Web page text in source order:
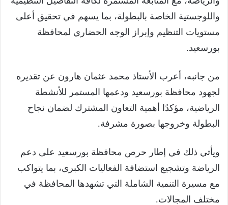
واللوجستية الخاصة بالبطولة، بما يسهم في تحقيق أعلى
مستويات التنظيم وإبراز الوجه الحضاري لمحافظة
بورسعيد.
من جانبه، أعرب الأستاذ محمد عثمان هارون عن تقديره
لجهود محافظة بورسعيد ودعمها المستمر للأنشطة
الرياضية، مؤكدًا أهمية التعاون المشترك لضمان نجاح
البطولة وخروجها بصورة مشرفة.
ويأتي ذلك في إطار حرص محافظة بورسعيد على دعم
الرياضة وتشجيع استضافة الفعاليات الكبرى، بما يتواكب
مع مسيرة التنمية الشاملة التي تشهدها المحافظة في
مختلف المجالات.